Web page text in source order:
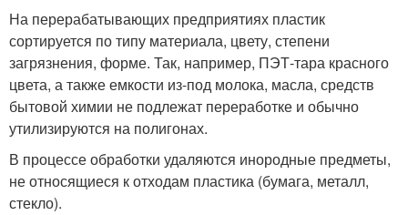
На перерабатывающих предприятиях пластик
сортируется по типу материала, цвету, степени
загрязнения, форме. Так, например, ПЭТ-тара красного
цвета, а также емкости из-под молока, масла, средств
бытовой химии не подлежат переработке и обычно
утилизируются на полигонах.
В процессе обработки удаляются инородные предметы,
не относящиеся к отходам пластика (бумага, металл,
стекло).